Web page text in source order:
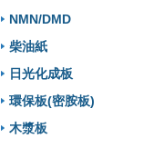
NMN/DMD
柴油紙
日光化成板
環保板(密胺板)
木漿板